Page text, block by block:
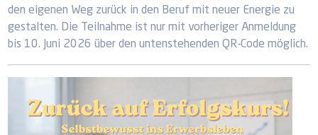
den eigenen Weg zurück in den Beruf mit neuer Energie zu
gestalten. Die Teilnahme ist nur mit vorheriger Anmeldung
bis 10. Juni 2026 über den untenstehenden QR-Code möglich.